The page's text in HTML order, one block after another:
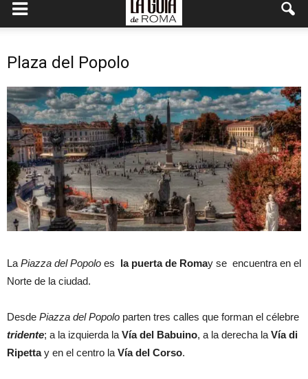
Plaza del Popolo
La Piazza del Popolo es la puerta de Romay se encuentra en el
Norte de la ciudad.
Desde Piazza del Popolo parten tres calles que forman el célebre
tridente; a la izquierda la Vía del Babuino, a la derecha la Vía di
Ripettay en el centro la Vía del Corso.